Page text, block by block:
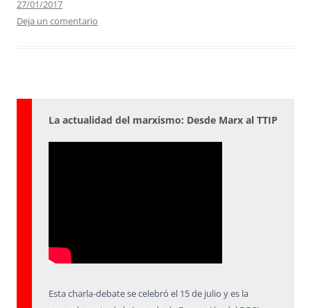
27/01/2017
Deja un comentario
La actualidad del marxismo: Desde Marx al TTIP
Esta charla-debate se celebró el 15 de julio y es la